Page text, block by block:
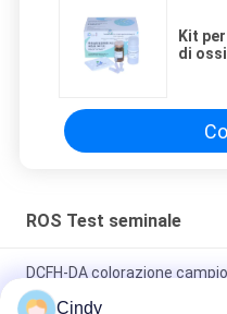
Kit
di
ROS Test seminale
DCFH-DA colorazione
fertilità maschile
Cindy